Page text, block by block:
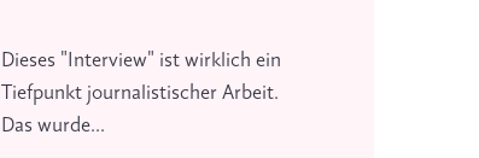
Dieses "Interview" ist wirklich ein
Tiefpunkt journalistischer Arbeit.
Das wurde...